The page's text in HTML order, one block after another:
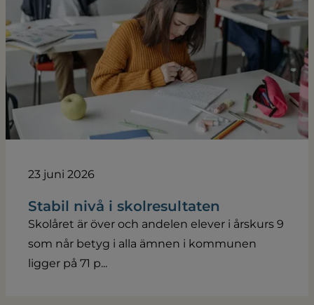
23 juni 2026
Stabil nivå i skolresultaten
Skolåret är över och andelen elever i årskurs 9
som når betyg i alla ämnen i kommunen
ligger på 71 p...